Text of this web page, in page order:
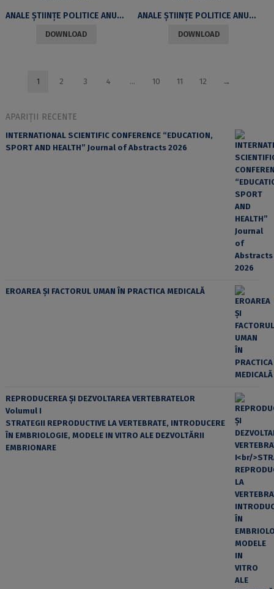
ANALE ŞTIINŢE POLITICE ANUL XXIV, NR. 2 2022
DOWNLOAD
ANALE ŞTIINŢE POLITICE ANUL XXIV, NR. 1 2022
DOWNLOAD
1 2 3 4 … 10 11 12 →
APARIȚII RECENTE
INTERNATIONAL SCIENTIFIC CONFERENCE “EDUCATION,
SPORT AND HEALTH” Journal of Abstracts 2026
EROAREA ȘI FACTORUL UMAN ÎN PRACTICA MEDICALĂ
REPRODUCEREA ȘI DEZVOLTAREA VERTEBRATELOR
Volumul I
STRATEGII REPRODUCTIVE LA VERTEBRATE, INTRODUCERE
ÎN EMBRIOLOGIE, MODELE IN VITRO ALE DEZVOLTĂRII
EMBRIONARE